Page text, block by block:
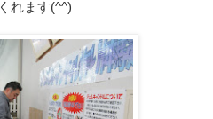
れます(^^)